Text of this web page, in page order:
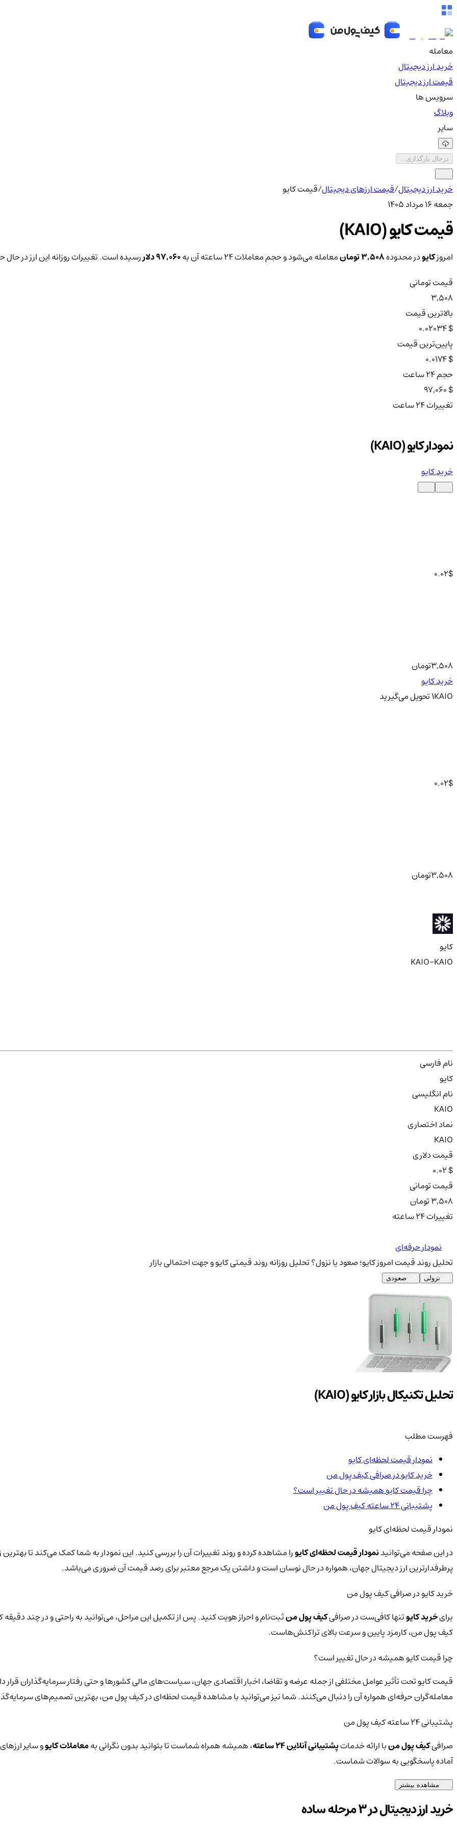
معامله
خرید ارز دیجیتال
قیمت ارز دیجیتال
سرویس ها
وبلاگ
سایر
درحال بارگذاری...
خرید ارز دیجیتال/قیمت ارزهای دیجیتال/قیمت کایو
جمعه ۱۶ مرداد ۱۴۰۵
قیمت کایو (KAIO)
امروزکایودر محدوده3,508 تومان معامله می‌شود و حجم معاملات ۲۴ ساعته آن به 97,060 دلار رسیده است. تغییرات روزانه این ارز در حال
قیمت تومانی
3,508
بالاترین قیمت
$ 0.02034
پایین‌ترین قیمت
$ 0.0174
حجم ۲۴ ساعت
$ 97,060
تغییرات ۲۴ ساعت
نمودار کایو (KAIO)
خرید کایو
0.02$
3,508تومان
خرید کایو
1KAIO تحویلمی‌گیرید
0.02$
3,508تومان
کایو
KAIO-KAIO
نام فارسی
کایو
نام انگلیسی
KAIO
نماد اختصاری
KAIO
قیمت دلاری
0.02 $
قیمت تومانی
3,508 تومان
تغییرات ۲۴ ساعته
نمودار حرفه‌ای
تحلیل روند قیمت امروز کایو؛ صعود یا نزول؟تحلیل روزانه روند قیمتی کایو و جهت احتمالی بازار
نزولی صعودی
تحلیل تکنیکال بازار کایو (KAIO)
فهرست مطلب
نمودار قیمت لحظه‌ای کایو
خرید کایو در صرافی کیف پول من
چرا قیمت کایو همیشه در حال تغییر است؟
پشتیبانی ۲۴ ساعته کیف پول من
نمودار قیمت لحظه‌ای کایو
در این صفحه می‌توانیدنمودار قیمت لحظه‌ای کایورا مشاهده کرده و روند تغییرات آن را بررسی کنید. این نمودار به شما کمک می‌کند تا بهترین
پرطرفدارترین ارز دیجیتال جهان، همواره در حال نوسان است و داشتن یک مرجع معتبر برای رصد قیمت آن ضروری می‌باشد.
خرید کایو در صرافی کیف پول من
برایخرید کایوتنها کافی‌ست در صرافیکیف پول منثبت‌نام و احراز هویت کنید. پس از تکمیل این مراحل، می‌توانید به راحتی و در چند دقیقه
کیف پول من، کارمزد پایین و سرعت بالای تراکنش‌هاست.
چرا قیمت کایو همیشه در حال تغییر است؟
قیمت کایو تحت تأثیر عوامل مختلفی از جمله عرضه و تقاضا، اخبار اقتصادی جهان، سیاست‌های مالی کشورها و حتی رفتار سرمایه‌گذاران قرار
معامله‌گران حرفه‌ای همواره آن را دنبال می‌کنند. شما نیز می‌توانید با مشاهده قیمت لحظه‌ای در کیف پول من، بهترین تصمیم‌های
پشتیبانی ۲۴ ساعته کیف پول من
صرافیکیف پول منبا ارائه خدماتپشتیبانی آنلاین ۲۴ ساعته ، همیشه همراه شماست تا بتوانید بدون نگرانی بهمعاملات کایوو سایر
آماده پاسخگویی به سوالات شماست.
مشاهده بیشتر
خرید ارز دیجیتال در 3 مرحله ساده